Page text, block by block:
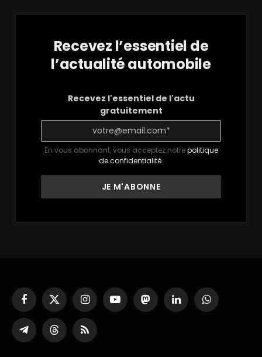
Recevez l’essentiel de
l’actualité automobile
Recevez l'essentiel de l'actu
gratuitement
En vous abonnant, vous acceptez notrepolitique
de confidentialité.
Facebook
X
(Twitter)
InstagramYouTubeMastodonLinkedInWhatsApp
Partager
sur
ThreadsRSS